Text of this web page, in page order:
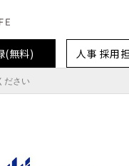
(無料) 人事 採用